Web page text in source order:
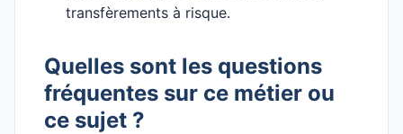
transfèrements à risque.
Quelles sont les questions
fréquentes sur ce métier ou
ce sujet ?